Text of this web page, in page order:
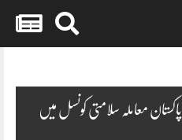
معاملہ سلامتی کونسل میں